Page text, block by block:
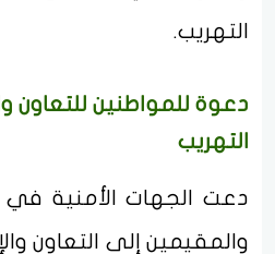
التهريب.
دعوة للمواطنين للتعاون
التهريب
دعت الجهات الأمنية في
والمقيمين إلى التعاون